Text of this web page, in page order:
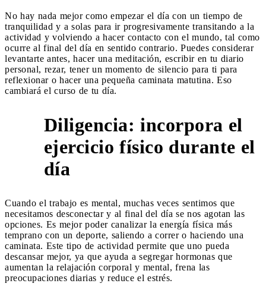
No hay nada mejor como empezar el día con un tiempo de
tranquilidad y a solas para ir progresivamente transitando a la
actividad y volviendo a hacer contacto con el mundo, tal como
ocurre al final del día en sentido contrario. Puedes considerar
levantarte antes, hacer una meditación, escribir en tu diario
personal, rezar, tener un momento de silencio para ti para
reflexionar o hacer una pequeña caminata matutina. Eso
cambiará el curso de tu día.
Diligencia: incorpora el
ejercicio físico durante el
día
Cuando el trabajo es mental, muchas veces sentimos que
necesitamos desconectar y al final del día se nos agotan las
opciones. Es mejor poder canalizar la energía física más
temprano con un deporte, saliendo a correr o haciendo una
caminata. Este tipo de actividad permite que uno pueda
descansar mejor, ya que ayuda a segregar hormonas que
aumentan la relajación corporal y mental, frena las
preocupaciones diarias y reduce el estrés.